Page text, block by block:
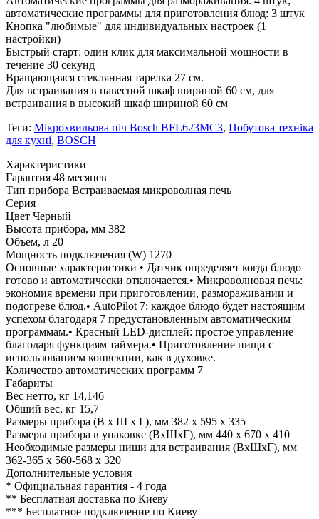
автоматические программы для приготовления блюд: 3 штук
Кнопка "любимые" для индивидуальных настроек (1
настройки)
Быстрый старт: один клик для максимальной мощности в
течение 30 секунд
Вращающаяся стеклянная тарелка 27 см.
Для встраивания в навесной шкаф шириной 60 см, для
встраивания в высокий шкаф шириной 60 см
Теги: Мікрохвильова піч Bosch BFL623MC3, Побутова техніка
для кухні, BOSCH
Xарактеристики
Гарантия 48 месяцев
Тип прибора Встраиваемая микроволная печь
Серия
Цвет Черный
Высота прибора, мм 382
Объем, л 20
Мощность подключения (W) 1270
Основные характеристики • Датчик определяет когда блюдо
готово и автоматически отключается.• Микроволновая печь:
экономия времени при приготовлении, размораживании и
подогреве блюд.• AutoPilot 7: каждое блюдо будет настоящим
успехом благодаря 7 предустановленным автоматическим
программам.• Красный LED-дисплей: простое управление
благодаря функциям таймера.• Приготовление пищи с
использованием конвекции, как в духовке.
Количество автоматических программ 7
Габариты
Вес нетто, кг 14,146
Общий вес, кг 15,7
Размеры прибора (В х Ш х Г), мм 382 x 595 x 335
Размеры прибора в упаковке (ВхШхГ), мм 440 x 670 x 410
Необходимые размеры ниши для встраивания (ВхШхГ), мм
362-365 x 560-568 x 320
Дополнительные условия
* Официальная гарантия - 4 года
** Бесплатная доставка по Киеву
*** Бесплатное подключение по Киеву